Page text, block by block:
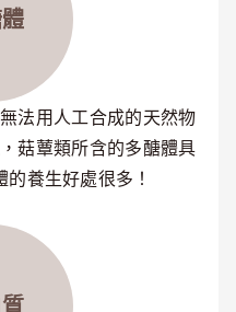
法用人工合成的天然物
菇蕈類所含的多醣體具
養生好處很多！